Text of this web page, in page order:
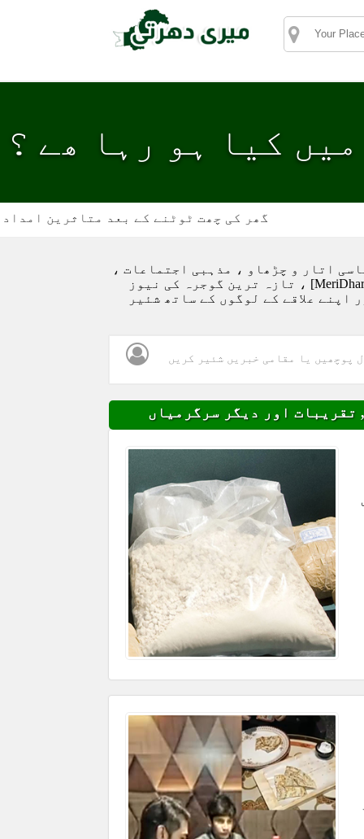
کیا ہو رہا ھے ؟
گھر کی چھت ٹوٹنے کے بعد متاثرین امداد کے منتظر
اتار و چڑھاو ، مذہبی اجتماعات ،
حادثات اور جرائم کے بارے میں بتائیں گے۔میری دھرتی ڈاٹ پی کے [MeriDharti.pk] ، تازہ ترین گوجرہ کی نیوز
اپنے علاقے کے لوگوں کے ساتھ شئیر
پوچھیں یا مقامی خبریں شئیر کریں
اور دیگر سرگرمیاں